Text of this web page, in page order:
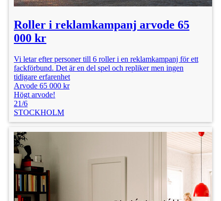
Roller i reklamkampanj arvode 65
000 kr
Vi letar efter personer till 6 roller i en reklamkampanj för ett
fackförbund. Det är en del spel och repliker men ingen
tidigare erfarenhet
Arvode 65 000 kr
Högt arvode!
21/6
STOCKHOLM